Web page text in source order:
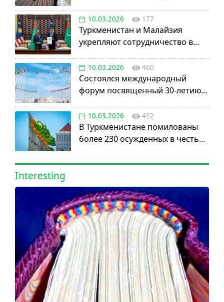
10.03.2026 177
Туркменистан и Малайзия
укрепляют сотрудничество в
10.03.2026 460
Состоялся международный
форум посвященный 30-летию
нейтралитета
10.03.2026 452
В Туркменистане помилованы
более 230 осужденных в честь
Interesting